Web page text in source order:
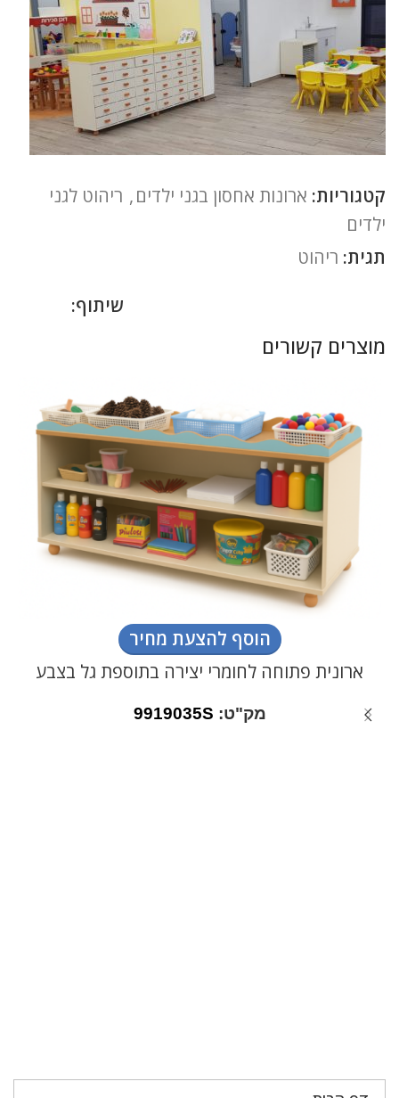
קטגוריות: ארונות אחסון בגני ילדים, ריהוט לגני
ילדים
תגית: ריהוט
שיתוף:
מוצרים קשורים
הוסף להצעת מחיר
ארונית פתוחה לחומרי יצירה בתוספת גל בצבע
מק"ט: 9919035S